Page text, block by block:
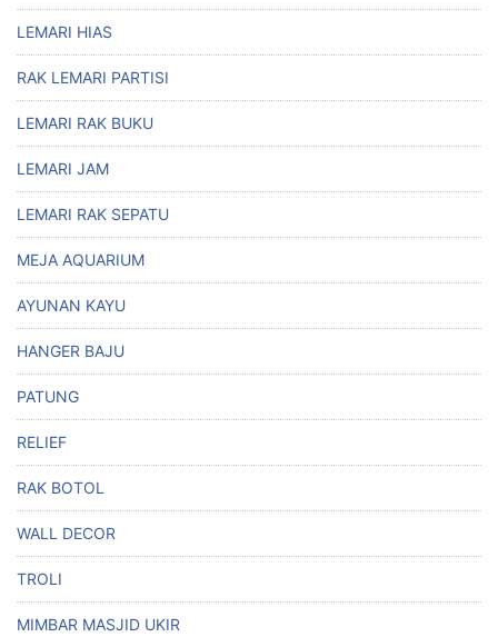
LEMARI HIAS
RAK LEMARI PARTISI
LEMARI RAK BUKU
LEMARI JAM
LEMARI RAK SEPATU
MEJA AQUARIUM
AYUNAN KAYU
HANGER BAJU
PATUNG
RELIEF
RAK BOTOL
WALL DECOR
TROLI
MIMBAR MASJID UKIR